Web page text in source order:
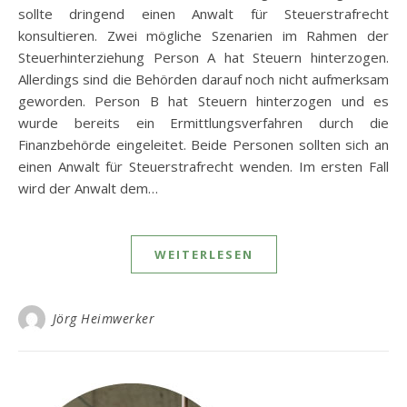
sollte dringend einen Anwalt für Steuerstrafrecht
konsultieren. Zwei mögliche Szenarien im Rahmen der
Steuerhinterziehung Person A hat Steuern hinterzogen.
Allerdings sind die Behörden darauf noch nicht aufmerksam
geworden. Person B hat Steuern hinterzogen und es
wurde bereits ein Ermittlungsverfahren durch die
Finanzbehörde eingeleitet. Beide Personen sollten sich an
einen Anwalt für Steuerstrafrecht wenden. Im ersten Fall
wird der Anwalt dem…
WEITERLESEN
Jörg Heimwerker